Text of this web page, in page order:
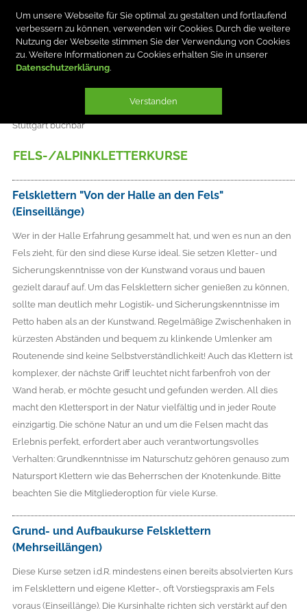
Um unsere Webseite für Sie optimal zu gestalten und fortlaufend
verbessern zu können, verwenden wir Cookies. Durch die weitere
Nutzung der Webseite stimmen Sie der Verwendung von Cookies
zu. Weitere Informationen zu Cookies erhalten Sie in unserer
Datenschutzerklärung
Verstanden
Plätze sind = verfügbar
= nicht mehr verfügbar / Warteliste
= Info/Buchung nur über Kursleiter
Stuttgart buchbar
FELS-/ALPINKLETTERKURSE
Felsklettern "Von der Halle an den Fels"
(Einseillänge)
Wer in der Halle Erfahrung gesammelt hat, und wen es nun an den
Fels zieht, für den sind diese Kurse ideal. Sie setzen Kletter- und
Sicherungskenntnisse von der Kunstwand voraus und bauen
gezielt darauf auf. Um das Felsklettern sicher genießen zu können,
sollte man deutlich mehr Logistik- und Sicherungskenntnisse im
Petto haben als an der Kunstwand. Regelmäßige Zwischenhaken in
kürzesten Abständen und bequem zu klinkende Umlenker am
Routenende sind keine Selbstverständlichkeit! Auch das Klettern ist
komplexer, der nächste Griff leuchtet nicht farbenfroh von der
Wand herab, er möchte gesucht und gefunden werden. All dies
macht den Klettersport in der Natur vielfältig und in jeder Route
einzigartig. Die schöne Natur an und um die Felsen macht das
Erlebnis perfekt, erfordert aber auch verantwortungsvolles
Verhalten: Grundkenntnisse im Naturschutz gehören genauso zum
Natursport Klettern wie das Beherrschen der Knotenkunde. Bitte
beachten Sie die Mitgliederoption für viele Kurse.
Grund- und Aufbaukurse Felsklettern
(Mehrseillängen)
Diese Kurse setzen i.d.R. mindestens einen bereits absolvierten Kurs
im Felsklettern und eigene Kletter-, oft Vorstiegspraxis am Fels
voraus (Einseillänge). Die Kurs­inhalte richten sich verstärkt auf den